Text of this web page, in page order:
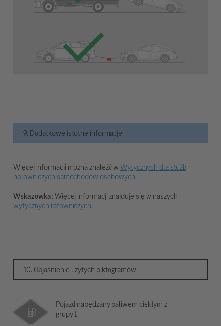
9. Dodatkowe istotne informacje
Więcej informacji można znaleźć wWytycznych dla służb
holowniczych samochodów osobowych.
Wskazówka:Więcej informacji znajduje się w naszych
wytycznych ratowniczych.
10. Objaśnienie użytych piktogramów
Pojazd napędzany paliwem ciekłym z
grupy 1